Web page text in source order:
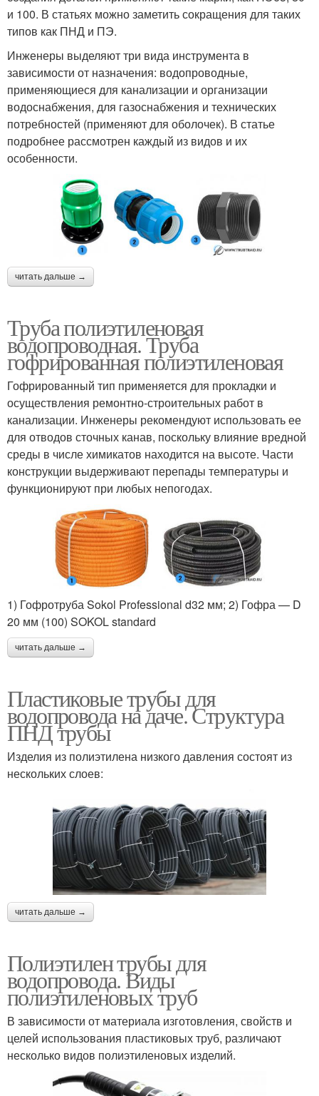
и 100. В статьях можно заметить сокращения для таких
типов как ПНД и ПЭ.
Инженеры выделяют три вида инструмента в
зависимости от назначения: водопроводные,
применяющиеся для канализации и организации
водоснабжения, для газоснабжения и технических
потребностей (применяют для оболочек). В статье
подробнее рассмотрен каждый из видов и их
особенности.
читать дальше →
Труба полиэтиленовая
водопроводная. Труба
гофрированная полиэтиленовая
Гофрированный тип применяется для прокладки и
осуществления ремонтно-строительных работ в
канализации. Инженеры рекомендуют использовать ее
для отводов сточных канав, поскольку влияние вредной
среды в числе химикатов находится на высоте. Части
конструкции выдерживают перепады температуры и
функционируют при любых непогодах.
1) Гофротруба Sokol Professional d32 мм; 2) Гофра — D
20 мм (100) SOKOL standard
читать дальше →
Пластиковые трубы для
водопровода на даче. Структура
ПНД трубы
Изделия из полиэтилена низкого давления состоят из
нескольких слоев:
читать дальше →
Полиэтилен трубы для
водопровода. Виды
полиэтиленовых труб
В зависимости от материала изготовления, свойств и
целей использования пластиковых труб, различают
несколько видов полиэтиленовых изделий.